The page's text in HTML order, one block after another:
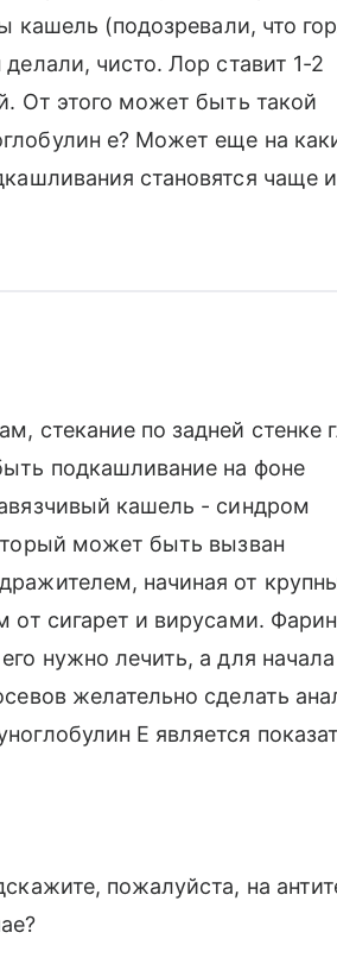
кашель (подозревали, что
чисто. Лор ставит 1-2
От этого может быть такой
е? Может еще на
становятся чаще и
стекание по задней стенке
подкашливание на фоне
кашель - синдром
может быть вызван
начиная от
от сигарет и вирусами.
нужно лечить, а для начала
желательно сделать
Е является
пожалуйста, на